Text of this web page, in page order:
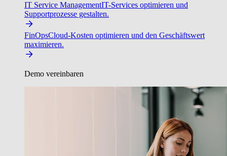
IT Service ManagementIT-Services optimieren und
Supportprozesse gestalten.
FinOpsCloud-Kosten optimieren und den Geschäftswert
maximieren.
Demo vereinbaren